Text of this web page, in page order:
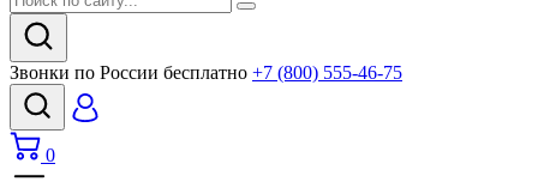
Звонки по России бесплатно +7 (800) 555-46-75
0